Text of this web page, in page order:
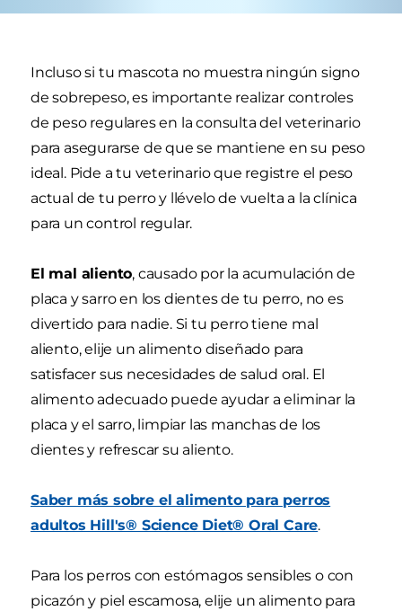
Incluso si tu mascota no muestra ningún signo
de sobrepeso, es importante realizar controles
de peso regulares en la consulta del veterinario
para asegurarse de que se mantiene en su peso
ideal. Pide a tu veterinario que registre el peso
actual de tu perro y llévelo de vuelta a la clínica
para un control regular.
El mal aliento, causado por la acumulación de
placa y sarro en los dientes de tu perro, no es
divertido para nadie. Si tu perro tiene mal
aliento, elije un alimento diseñado para
satisfacer sus necesidades de salud oral. El
alimento adecuado puede ayudar a eliminar la
placa y el sarro, limpiar las manchas de los
dientes y refrescar su aliento.
Saber más sobre el alimento para perros
adultos Hill's® Science Diet® Oral Care.
Para los perros con estómagos sensibles o con
picazón y piel escamosa, elije un alimento para